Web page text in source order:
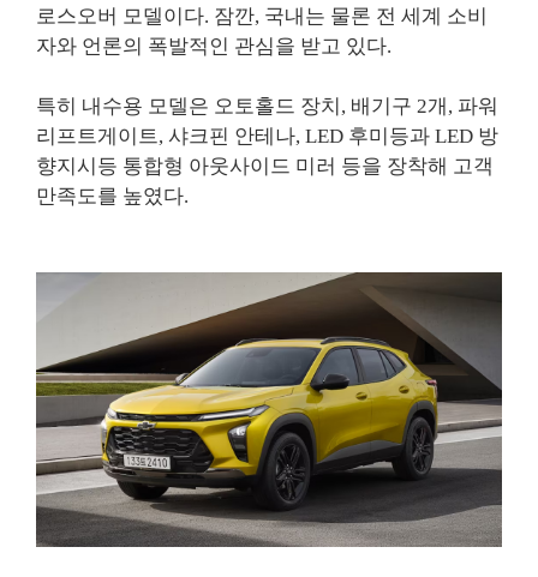
로스오버 모델이다. 잠깐, 국내는 물론 전 세계 소비
자와 언론의 폭발적인 관심을 받고 있다.
특히 내수용 모델은 오토홀드 장치, 배기구 2개, 파워
리프트게이트, 샤크핀 안테나, LED 후미등과 LED 방
향지시등 통합형 아웃사이드 미러 등을 장착해 고객
만족도를 높였다.